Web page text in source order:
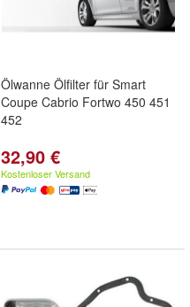
Ölwanne Ölfilter für Smart
Coupe Cabrio Fortwo 450 451
452
32,90 €
Kostenloser Versand